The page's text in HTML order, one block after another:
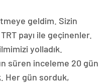
geldim. Sizin
payı ile geçinenler.
yolladık.
süren inceleme 20 gün
Her gün sorduk,